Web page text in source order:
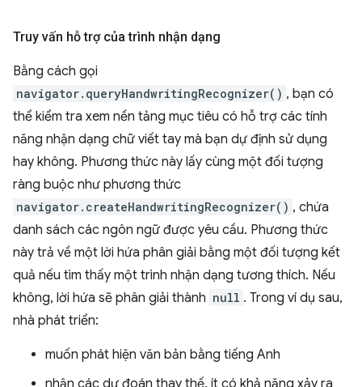
Truy vấn hỗ trợ của trình nhận dạng
Bằng cách gọi
navigator.queryHandwritingRecognizer() , bạn có
thể kiểm tra xem nền tảng mục tiêu có hỗ trợ các tính
năng nhận dạng chữ viết tay mà bạn dự định sử dụng
hay không. Phương thức này lấy cùng một đối tượng
ràng buộc như phương thức
navigator.createHandwritingRecognizer() , chứa
danh sách các ngôn ngữ được yêu cầu. Phương thức
này trả về một lời hứa phân giải bằng một đối tượng kết
quả nếu tìm thấy một trình nhận dạng tương thích. Nếu
không, lời hứa sẽ phân giải thành null . Trong ví dụ sau,
nhà phát triển:
muốn phát hiện văn bản bằng tiếng Anh